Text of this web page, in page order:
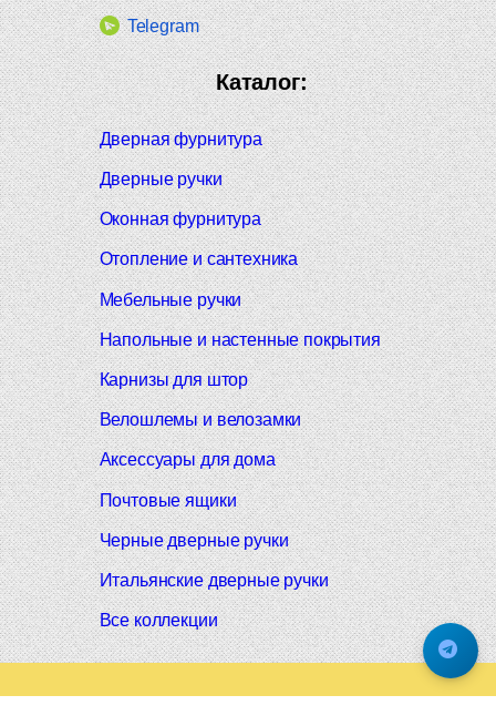
Telegram
Каталог:
Дверная фурнитура
Дверные ручки
Оконная фурнитура
Отопление и сантехника
Мебельные ручки
Напольные и настенные покрытия
Карнизы для штор
Велошлемы и велозамки
Аксессуары для дома
Почтовые ящики
Черные дверные ручки
Итальянские дверные ручки
Все коллекции